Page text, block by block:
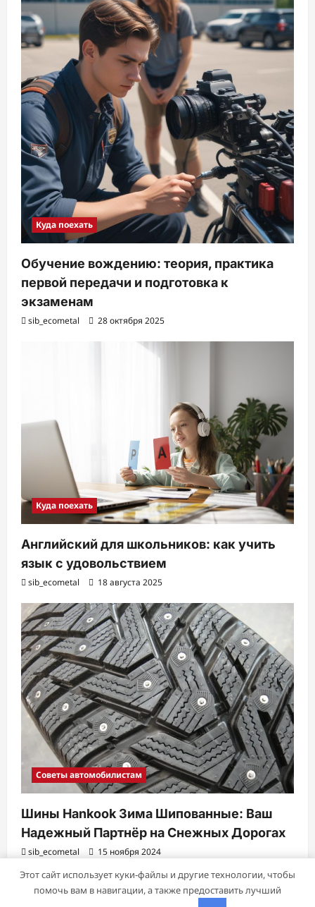
Куда поехать
Обучение вождению: теория, практика
первой передачи и подготовка к
экзаменам
sib_ecometal 28 октября 2025
Куда поехать
Английский для школьников: как учить
язык с удовольствием
sib_ecometal 18 августа 2025
Советы автомобилистам
Шины Hankook Зима Шипованные: Ваш
Надежный Партнёр на Снежных Дорогах
sib_ecometal 15 ноября 2024
Авторское право © 2026 Все права зарезервированы.
Этот сайт использует куки-файлы и другие технологии, чтобы
помочь вам в навигации, а также предоставить лучший